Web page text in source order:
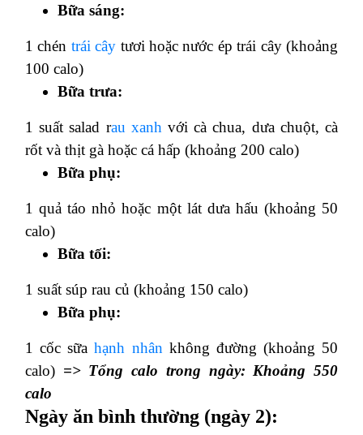
Bữa sáng:
1 chén trái cây tươi hoặc nước ép trái cây (khoảng
100 calo)
Bữa trưa:
1 suất salad rau xanh với cà chua, dưa chuột, cà
rốt và thịt gà hoặc cá hấp (khoảng 200 calo)
Bữa phụ:
1 quả táo nhỏ hoặc một lát dưa hấu (khoảng 50
calo)
Bữa tối:
1 suất súp rau củ (khoảng 150 calo)
Bữa phụ:
1 cốc sữahạnh nhân không đường (khoảng 50
calo) => Tổng calo trong ngày: Khoảng 550
calo
Ngày ăn bình thường (ngày 2):